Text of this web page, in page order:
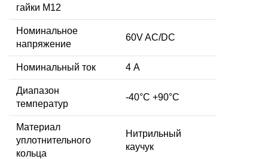
гайки M12
Номинальное
напряжение
60V AC/DC
Номинальный ток 4 А
Диапазон
температур
-40°C +90°C
Материал
уплотнительного
кольца
Нитрильный
каучук